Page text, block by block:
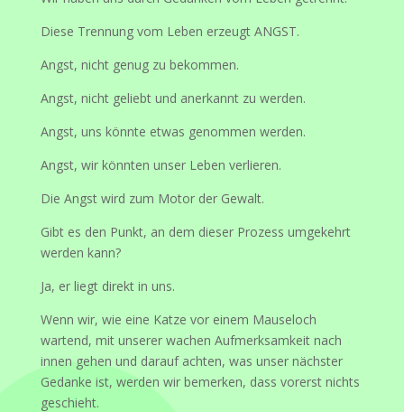
Diese Trennung vom Leben erzeugt ANGST.
Angst, nicht genug zu bekommen.
Angst, nicht geliebt und anerkannt zu werden.
Angst, uns könnte etwas genommen werden.
Angst, wir könnten unser Leben verlieren.
Die Angst wird zum Motor der Gewalt.
Gibt es den Punkt, an dem dieser Prozess umgekehrt
werden kann?
Ja, er liegt direkt in uns.
Wenn wir, wie eine Katze vor einem Mauseloch
wartend, mit unserer wachen Aufmerksamkeit nach
innen gehen und darauf achten, was unser nächster
Gedanke ist, werden wir bemerken, dass vorerst nichts
geschieht.